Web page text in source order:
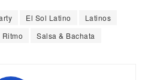
El Sol Latino
Latinos
Ritmo Salsa & Bachata